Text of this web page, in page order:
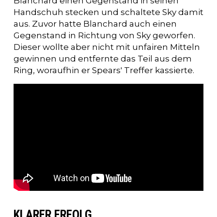
Handschuh stecken und schaltete Sky damit
aus. Zuvor hatte Blanchard auch einen
Gegenstand in Richtung von Sky geworfen.
Dieser wollte aber nicht mit unfairen Mitteln
gewinnen und entfernte das Teil aus dem
Ring, woraufhin er Spears' Treffer kassierte.